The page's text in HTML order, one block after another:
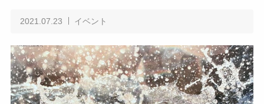
2021.07.23 イベント